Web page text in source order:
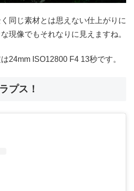
同じ素材とは思えない仕上がりに
現像でもそれなりに見えますね。
24mm ISO12800 F4 13秒です。
プス！